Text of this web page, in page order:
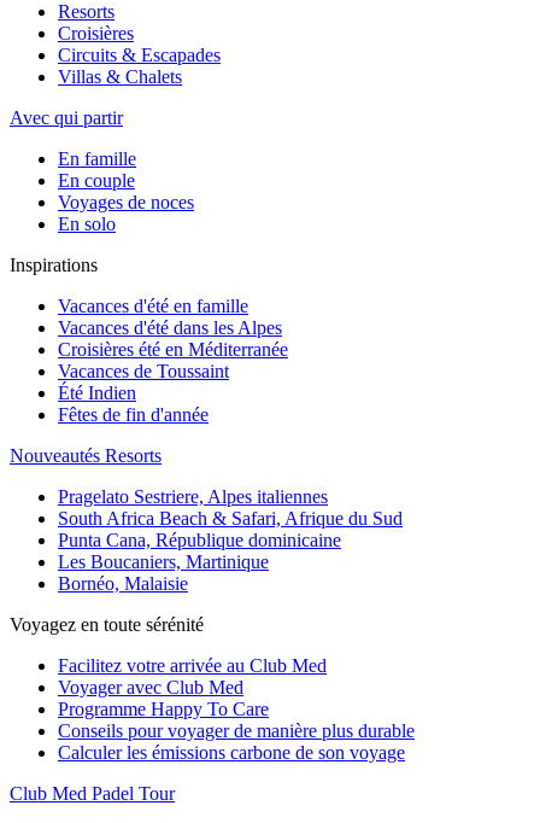
Resorts
Croisières
Circuits & Escapades
Villas & Chalets
Avec qui partir
En famille
En couple
Voyages de noces
En solo
Inspirations
Vacances d'été en famille
Vacances d'été dans les Alpes
Croisières été en Méditerranée
Vacances de Toussaint
Été Indien
Fêtes de fin d'année
Nouveautés Resorts
Pragelato Sestriere, Alpes italiennes
South Africa Beach & Safari, Afrique du Sud
Punta Cana, République dominicaine
Les Boucaniers, Martinique
Bornéo, Malaisie
Voyagez en toute sérénité
Facilitez votre arrivée au Club Med
Voyager avec Club Med
Programme Happy To Care
Conseils pour voyager de manière plus durable
Calculer les émissions carbone de son voyage
Club Med Padel Tour